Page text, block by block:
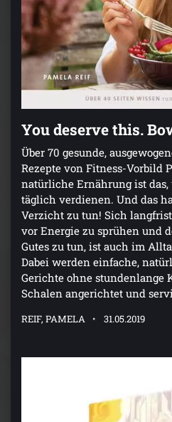
You deserve this.
Über 70 gesunde,
Rezepte von Fitness-Vorbild
natürliche Ernährung ist das,
täglich verdienen. Und das
Verzicht zu tun! Sich
vor Energie zu sprühen und
Gutes zu tun, ist auch im
Dabei werden einfache,
Gerichte ohne stundenlange
Schalen angerichtet und
REIF, PAMELA 31.05.2019